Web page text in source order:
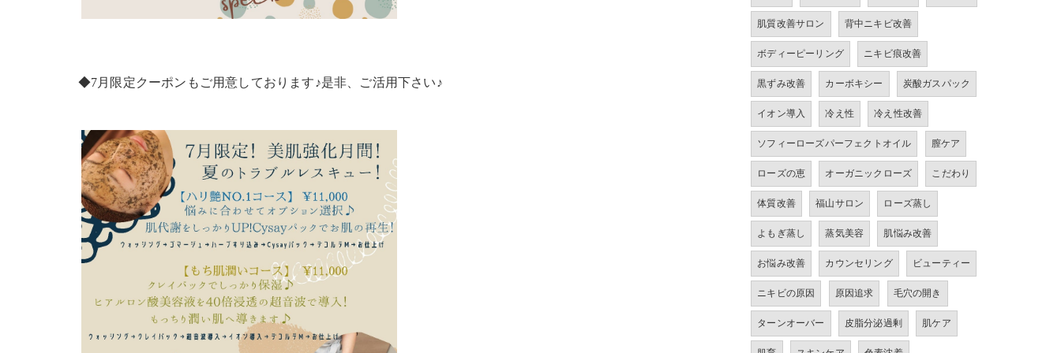
◆7月限定クーポンもご用意しております♪是非、ご活用下さい♪
肌質改善サロン 背中ニキビ改善
ボディーピーリング ニキビ痕改善
黒ずみ改善 カーボキシー 炭酸ガスパック
イオン導入 冷え性 冷え性改善
ソフィーローズパーフェクトオイル 膣ケア
ローズの恵 オーガニックローズ こだわり
体質改善 福山サロン ローズ蒸し
よもぎ蒸し 蒸気美容 肌悩み改善
お悩み改善 カウンセリング ビューティー
ニキビの原因 原因追求 毛穴の開き
ターンオーバー 皮脂分泌過剰 肌ケア